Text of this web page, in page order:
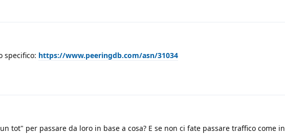
specifico: https://www.peeringdb.com/asn/31034
tot" per passare da loro in base a cosa? E se non ci fate passare traffico come in